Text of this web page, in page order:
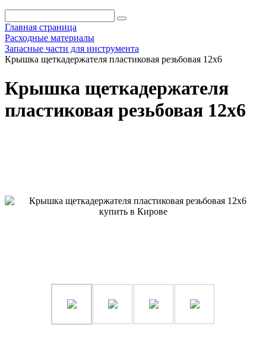
Главная страница
Расходные материалы
Запасные части для инструмента
Крышка щеткадержателя пластиковая резьбовая 12x6
Крышка щеткадержателя
пластиковая резьбовая 12x6